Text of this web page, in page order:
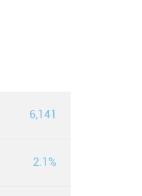
6,141
2.1%